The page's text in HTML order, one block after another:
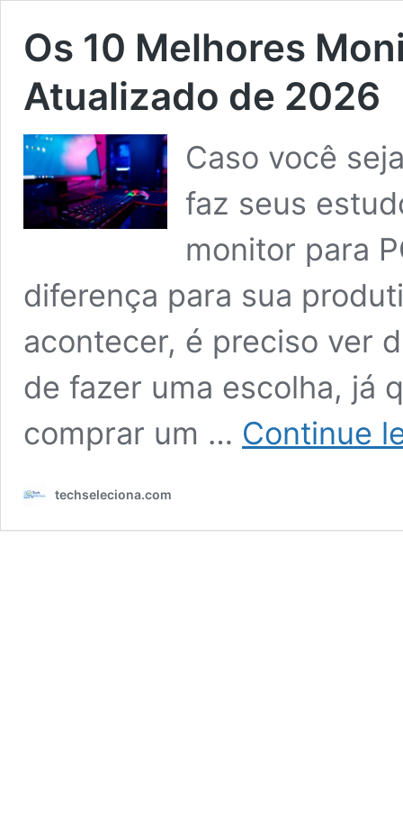
Os 10 Melhores
Atualizado de 2026
Caso você
faz seus
monitor para
diferença para sua
acontecer, é preciso ver
de fazer uma escolha, já
comprar um … Continue
techseleciona.com